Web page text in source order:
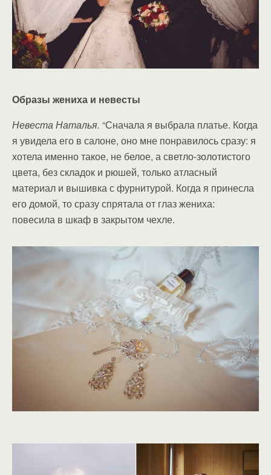
Образы жениха и невесты
Невеста Наталья. “Сначала я выбрала платье. Когда
я увидела его в салоне, оно мне понравилось сразу: я
хотела именно такое, не белое, а светло-золотистого
цвета, без складок и рюшей, только атласный
материал и вышивка с фурнитурой. Когда я принесла
его домой, то сразу спрятала от глаз жениха:
повесила в шкаф в закрытом чехле.